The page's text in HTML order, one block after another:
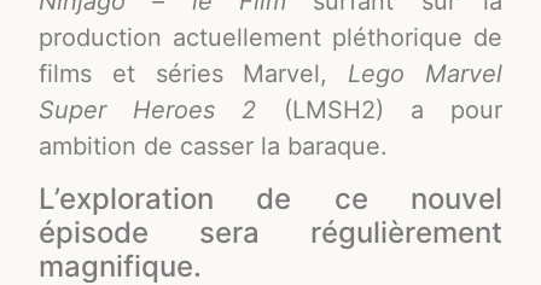
production actuellement pléthorique de
films et séries Marvel, Lego Marvel
Super Heroes 2 (LMSH2) a pour
ambition de casser la baraque.
L’exploration de ce nouvel
épisode sera régulièrement
magnifique.